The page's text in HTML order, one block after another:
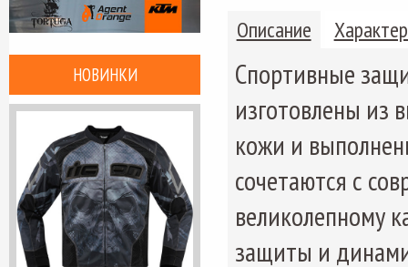
НОВИНКИ
Описание
Спортивные
изготовлены из
кожи и
сочетаются с
великолепному
защиты и